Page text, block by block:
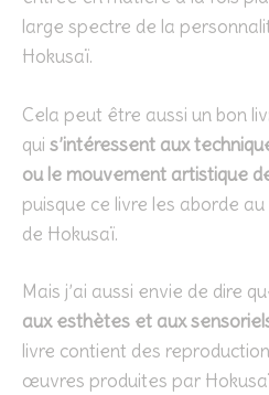
large spectre de la
Hokusaï.
Cela peut être aussi un bon
qui s’intéressent aux
ou le mouvement artistique
puisque ce livre les aborde
de Hokusaï.
Mais j’ai aussi envie de dire
aux esthètes et aux
livre contient des
œuvres produites par